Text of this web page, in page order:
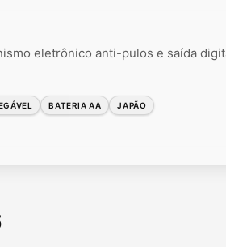
eletrônico anti-pulos e saída
BATERIA AA JAPÃO